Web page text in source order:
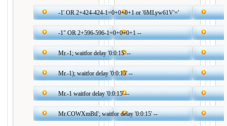
-1' OR 2+424-424-1=0+0+0+1 or '6MLyw61V'='
-1" OR 2+596-596-1=0+0+0+1 --
Mr.-1; waitfor delay '0:0:15' --
Mr.-1); waitfor delay '0:0:15' --
Mr.-1 waitfor delay '0:0:15' --
Mr.COWXmBtI'; waitfor delay '0:0:15' --